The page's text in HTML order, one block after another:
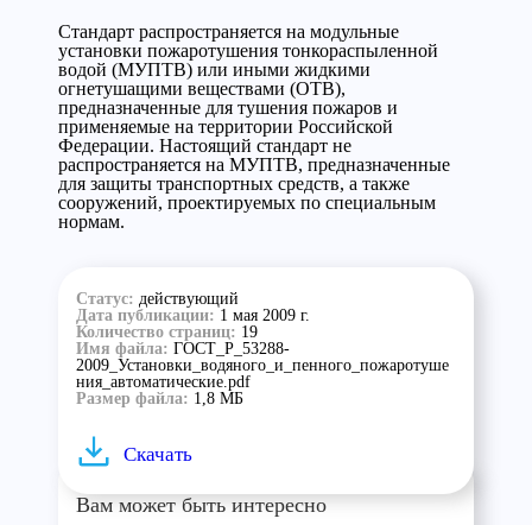
Стандарт распространяется на модульные
установки пожаротушения тонкораспыленной
водой (МУПТВ) или иными жидкими
огнетушащими веществами (ОТВ),
предназначенные для тушения пожаров и
применяемые на территории Российской
Федерации. Настоящий стандарт не
распространяется на МУПТВ, предназначенные
для защиты транспортных средств, а также
сооружений, проектируемых по специальным
нормам.
Статус: действующий
Дата публикации: 1 мая 2009 г.
Количество страниц: 19
Имя файла: ГОСТ_Р_53288-
2009_Установки_водяного_и_пенного_пожаротуше
ния_автоматические.pdf
Размер файла: 1,8 МБ
Скачать
Вам может быть интересно